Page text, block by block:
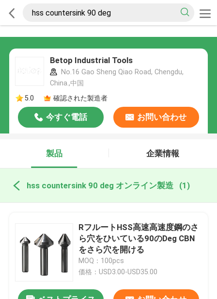
Betop Industrial Tools
No.16 Gao Sheng Qiao Road, Chengdu,
China.,中国
5.0
確認された製造者
今すぐ電話 お問い合わせ
製品 企業情報
hss countersink 90 deg オンライン製造 (1)
RフルートHSS高速高速度鋼のさ
ら穴をひいている90のDeg CBN
をさら穴を開ける
MOQ：100pcs
価格：USD3.00-USD35.00